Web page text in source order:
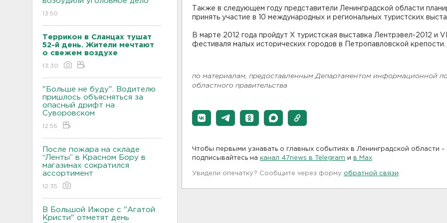
13:50
Террикон в Сланцах тушат
52-й день. Жители мечтают
о свежем воздухе
13:30
"Больше не буду". Водителю
пришлось объясняться за
опасный дрифт на
Суворовском
12:56
После пожара на складе
“Ленты” в Красном Бору в
магазинах сократился
ассортимент
12:35
В Большой Ижоре с "Агатой
Кристи" отметят день
Также в следующем году представители Ленинградской области
принять участие в 10 международных и региональных туристских
В марте 2012 года пройдут X туристская выставка Лентрэвел-2012 и VII
фестиваля малых исторических городов в Петропавловской крепости.
по материалам, предоставленным Департаментом информационной
областного правительства
Чтобы первыми узнавать о главных событиях в Ленинградской области -
подписывайтесь на канал 47news в Telegram и в Maх
Увидели опечатку? Сообщите через форму обратной связи